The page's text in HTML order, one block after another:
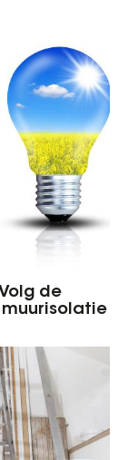
de
muurisolatie